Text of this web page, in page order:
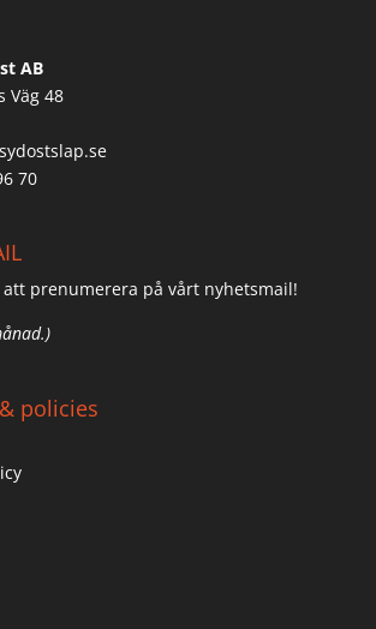
AB
Väg 48
70
prenumerera på vårt nyhetsmail!
policies